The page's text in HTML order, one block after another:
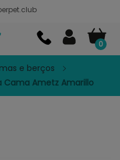
0
e berços
Cama Ametz Amarillo